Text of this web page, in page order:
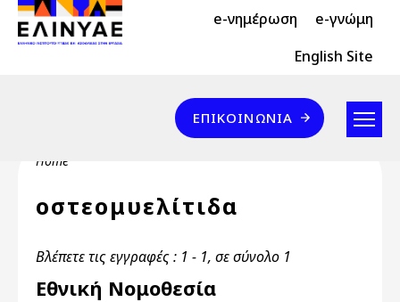
Skip to main content
Header Top 2 e-νημέρωση e-γνώμη
Header Top English Site
Επικοινωνία
ΕΠΙΚΟΙΝΩΝΊΑ
Breadcrumb
Home
οστεομυελίτιδα
Βλέπετε τις εγγραφές : 1 - 1, σε σύνολο 1
Εθνική Νομοθεσία